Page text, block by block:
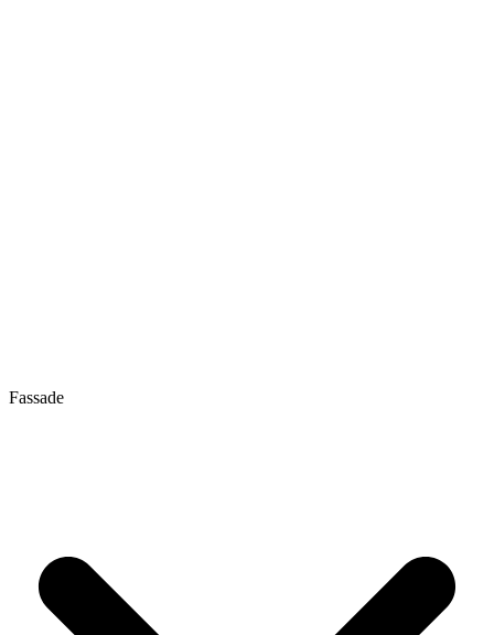
Fassade